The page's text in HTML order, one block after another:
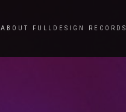
ABOUT FULLDESIGN RECORDS